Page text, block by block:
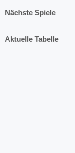
Nächste Spiele
Aktuelle Tabelle